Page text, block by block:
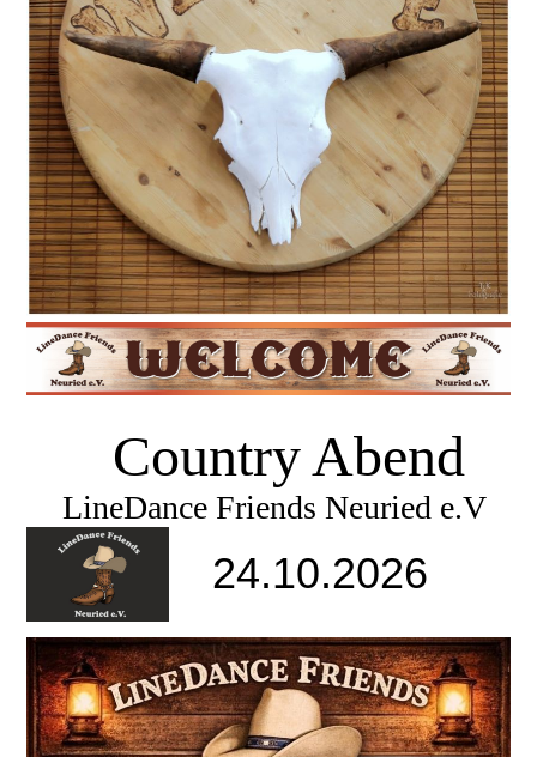
Country Abend
LineDance Friends Neuried e.V
24.10.2026